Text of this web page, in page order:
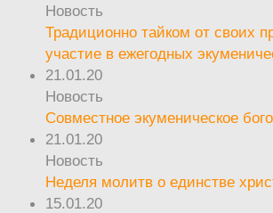
Новость
Традиционно тайком от своих
участие в ежегодных
21.01.20
Новость
Совместное экуменическое
21.01.20
Новость
Неделя молитв о единстве
15.01.20